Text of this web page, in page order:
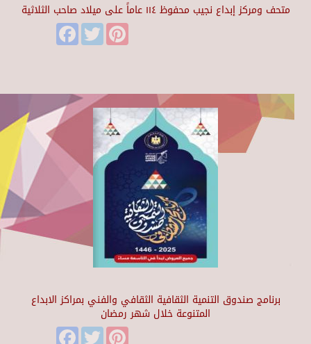
متحف ومركز إبداع نجيب محفوظ ١١٤ عاماً على ميلاد صاحب الثلاثية
FacebookTwitter
برنامج صندوق التنمية الثقافية الثقافي والفني بمراكز الابداع
المتنوعة خلال شهر رمضان
FacebookTwitter